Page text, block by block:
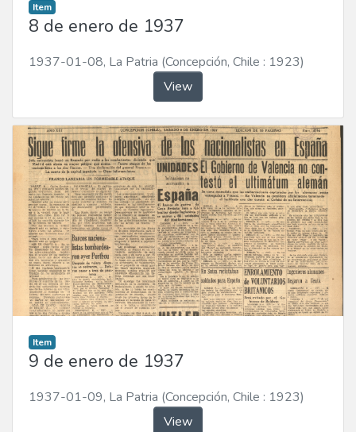
Item
8 de enero de 1937
1937-01-08, La Patria (Concepción, Chile : 1923)
View
Item
9 de enero de 1937
1937-01-09, La Patria (Concepción, Chile : 1923)
View